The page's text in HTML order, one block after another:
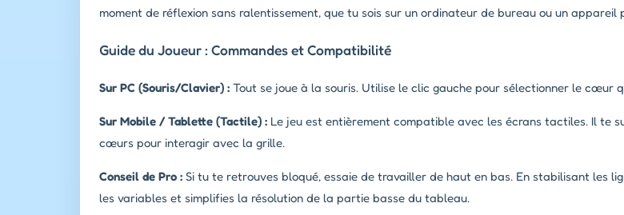
moment de réflexion sans ralentissement, que tu sois sur un ordinateur de bureau ou un appareil
Guide du Joueur : Commandes et Compatibilité
Sur PC (Souris/Clavier) : Tout se joue à la souris. Utilise le clic gauche pour sélectionner le cœur
Sur Mobile / Tablette (Tactile) : Le jeu est entièrement compatible avec les écrans tactiles. Il te
cœurs pour interagir avec la grille.
Conseil de Pro : Si tu te retrouves bloqué, essaie de travailler de haut en bas. En stabilisant les
les variables et simplifies la résolution de la partie basse du tableau.